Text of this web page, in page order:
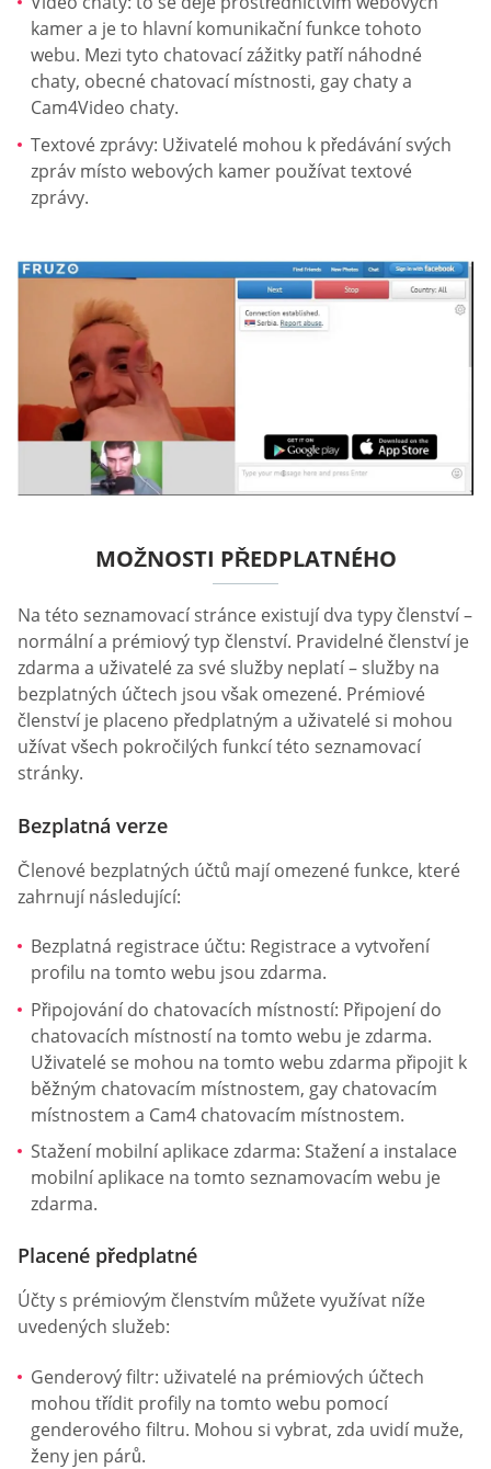
kamer a je to hlavní komunikační funkce tohoto
webu. Mezi tyto chatovací zážitky patří náhodné
chaty, obecné chatovací místnosti, gay chaty a
Cam4Video chaty.
Textové zprávy: Uživatelé mohou k předávání svých
zpráv místo webových kamer používat textové
zprávy.
MOŽNOSTI PŘEDPLATNÉHO
Na této seznamovací stránce existují dva typy členství –
normální a prémiový typ členství. Pravidelné členství je
zdarma a uživatelé za své služby neplatí – služby na
bezplatných účtech jsou však omezené. Prémiové
členství je placeno předplatným a uživatelé si mohou
užívat všech pokročilých funkcí této seznamovací
stránky.
Bezplatná verze
Členové bezplatných účtů mají omezené funkce, které
zahrnují následující:
Bezplatná registrace účtu: Registrace a vytvoření
profilu na tomto webu jsou zdarma.
Připojování do chatovacích místností: Připojení do
chatovacích místností na tomto webu je zdarma.
Uživatelé se mohou na tomto webu zdarma připojit k
běžným chatovacím místnostem, gay chatovacím
místnostem a Cam4 chatovacím místnostem.
Stažení mobilní aplikace zdarma: Stažení a instalace
mobilní aplikace na tomto seznamovacím webu je
zdarma.
Placené předplatné
Účty s prémiovým členstvím můžete využívat níže
uvedených služeb:
Genderový filtr: uživatelé na prémiových účtech
mohou třídit profily na tomto webu pomocí
genderového filtru. Mohou si vybrat, zda uvidí muže,
ženy jen párů.